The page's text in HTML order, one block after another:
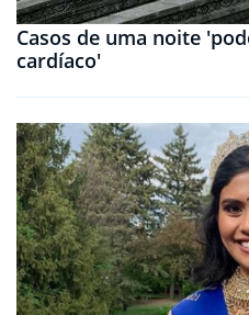
Casos de uma noite
cardíaco'